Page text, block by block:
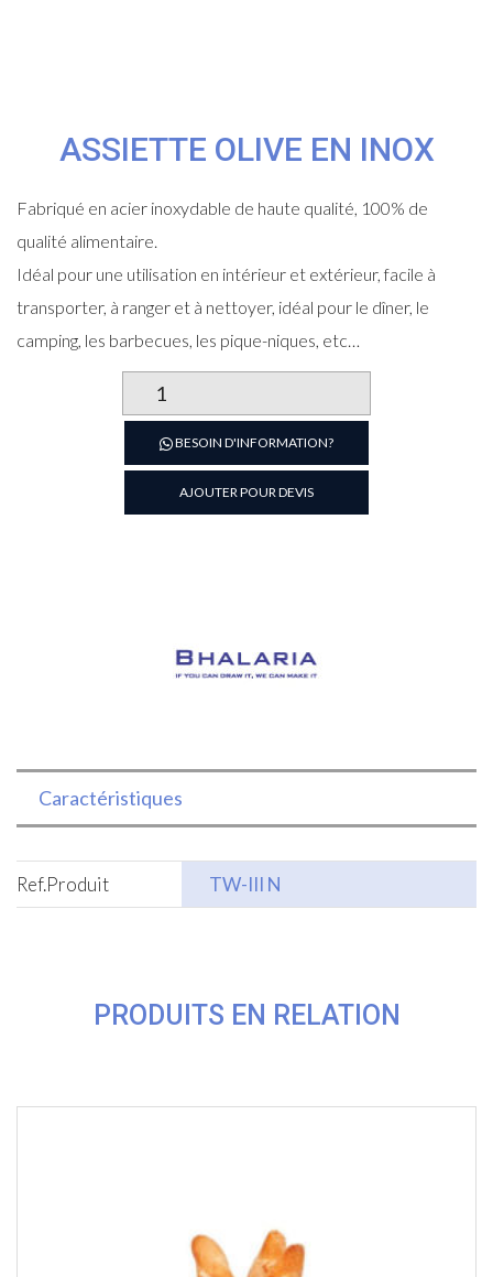
ASSIETTE OLIVE EN INOX
Fabriqué en acier inoxydable de haute qualité, 100% de
qualité alimentaire.
Idéal pour une utilisation en intérieur et extérieur, facile à
transporter, à ranger et à nettoyer, idéal pour le dîner, le
camping, les barbecues, les pique-niques, etc…
de
Assiette
olive
en
inox
BESOIN D'INFORMATION?
AJOUTER POUR DEVIS
Caractéristiques
Ref.Produit TW-III N
PRODUITS EN RELATION